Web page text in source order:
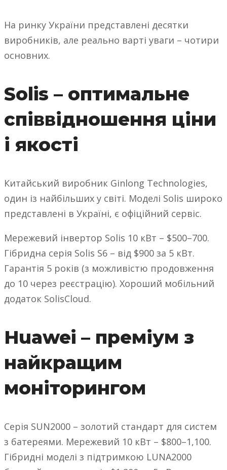
На ринку України представлені десятки
виробників, але реально варті уваги – чотири
основних.
Solis – оптимальне
співвідношення ціни
і якості
Китайський виробник Ginlong Technologies,
один із найбільших у світі. Моделі Solis широко
представлені в Україні, є офіційний сервіс.
Мережевий інвертор Solis 10 кВт – $500–700.
Гібридна серія Solis S6 – від $900 за 5 кВт.
Гарантія 5 років (з можливістю продовження
до 10 через реєстрацію). Хороший мобільний
додаток SolisCloud.
Huawei – преміум з
найкращим
моніторингом
Серія SUN2000 – золотий стандарт для систем
з батереями. Мережевий 10 кВт – $800–1,100.
Гібридні моделі з підтримкою LUNA2000